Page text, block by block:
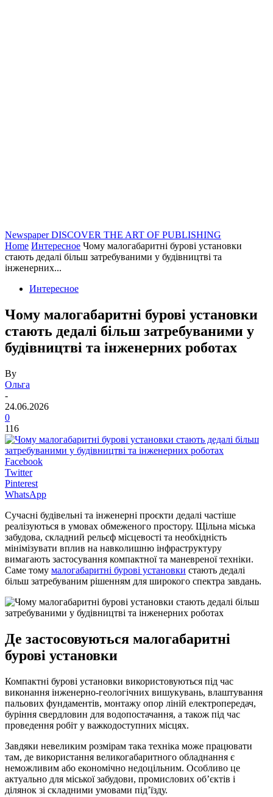
Newspaper DISCOVER THE ART OF PUBLISHING
Home Интересное Чому малогабаритні бурові установки
стають дедалі більш затребуваними у будівництві та
інженерних...
Интересное
Чому малогабаритні бурові установки
стають дедалі більш затребуваними у
будівництві та інженерних роботах
By
Ольга
-
24.06.2026
0
116
Facebook
Twitter
Pinterest
WhatsApp
Сучасні будівельні та інженерні проєкти дедалі частіше
реалізуються в умовах обмеженого простору. Щільна міська
забудова, складний рельєф місцевості та необхідність
мінімізувати вплив на навколишню інфраструктуру
вимагають застосування компактної та маневреної техніки.
Саме тому малогабаритні бурові установки стають дедалі
більш затребуваним рішенням для широкого спектра завдань.
Де застосовуються малогабаритні
бурові установки
Компактні бурові установки використовуються під час
виконання інженерно-геологічних вишукувань, влаштування
пальових фундаментів, монтажу опор ліній електропередач,
буріння свердловин для водопостачання, а також під час
проведення робіт у важкодоступних місцях.
Завдяки невеликим розмірам така техніка може працювати
там, де використання великогабаритного обладнання є
неможливим або економічно недоцільним. Особливо це
актуально для міської забудови, промислових об’єктів і
ділянок зі складними умовами під’їзду.